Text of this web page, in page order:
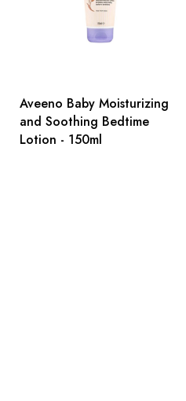
Aveeno Baby Moisturizing
and Soothing Bedtime
Lotion - 150ml